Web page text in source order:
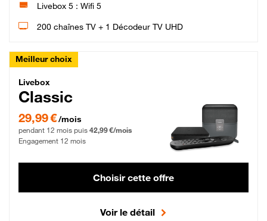
Livebox 5 : Wifi 5
200 chaînes TV + 1 Décodeur TV UHD
Meilleur choix
Livebox Classic Fibre
Livebox
Classic
29,99 € par mois pendant 12 mois puis 42,99 € par mois, Engagement 12 mois
29,99 €/mois
pendant 12 mois puis 42,99 €/mois
Engagement 12 mois
Choisir cette offre
Voir le détail